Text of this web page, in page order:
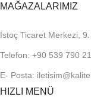
MAĞAZALARIMIZ
İstoç Ticaret Merkezi,
Telefon: +90 539 790
E- Posta:
HIZLI MENÜ